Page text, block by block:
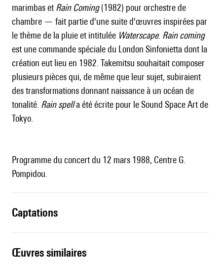
marimbas et Rain Coming(1982) pour orchestre de
chambre — fait partie d'une suite d'œuvres inspirées par
le thème de la pluie et intitulée Waterscape. Rain coming
est une commande spéciale du London Sinfonietta dont la
création eut lieu en 1982. Takemitsu souhaitait composer
plusieurs pièces qui, de même que leur sujet, subiraient
des transformations donnant naissance à un océan de
tonalité. Rain spella été écrite pour le Sound Space Art de
Tokyo.
Programme du concert du 12 mars 1988, Centre G.
Pompidou.
captations
œuvres similaires